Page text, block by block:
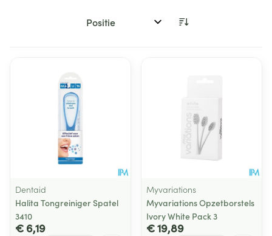
Sorteer op:
Dentaid
Halita Tongreiniger Spatel
3410
€ 6,19
Myvariations
Myvariations Opzetborstels
Ivory White Pack 3
€ 19,89